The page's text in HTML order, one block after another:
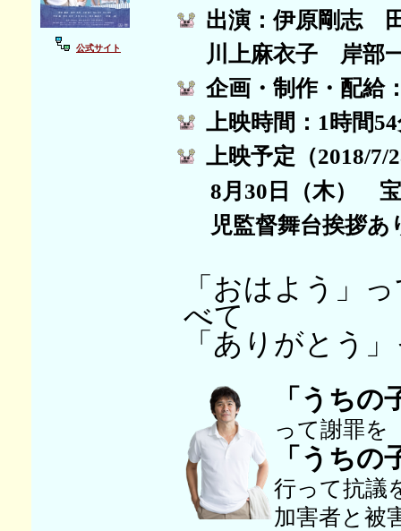
公式サイト
出演：伊原剛志
川上麻衣子 岸部
企画・制作・配
上映時間：1時間
上映予定（2018/7/
8月30日（木）
児監督舞台挨拶あ
「おはよう」
べて
「ありがとう
「うち
って謝罪を
「うち
行って抗議
加害者と被